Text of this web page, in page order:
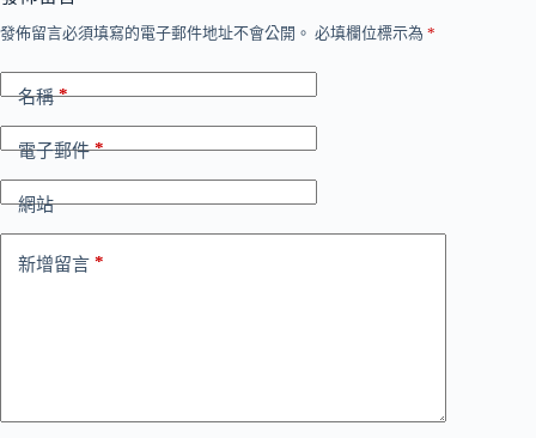
發佈留言必須填寫的電子郵件地址不會公開。 必填欄位標示為 *
名稱*
電子郵件*
網站
新增留言 *